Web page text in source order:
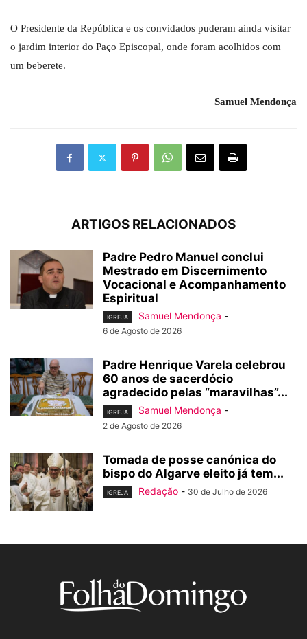
O Presidente da República e os convidados puderam ainda visitar
o jardim interior do Paço Episcopal, onde foram acolhidos com
um beberete.
Samuel Mendonça
ARTIGOS RELACIONADOS
Padre Pedro Manuel conclui
Mestrado em Discernimento
Vocacional e Acompanhamento
Espiritual
IGREJA Samuel Mendonça -
6 de Agosto de 2026
Padre Henrique Varela celebrou
60 anos de sacerdócio
agradecido pelas “maravilhas”...
IGREJA Samuel Mendonça -
2 de Agosto de 2026
Tomada de posse canónica do
bispo do Algarve eleito já tem...
IGREJA Redação - 30 de Julho de 2026